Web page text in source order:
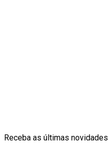
Receba as últimas